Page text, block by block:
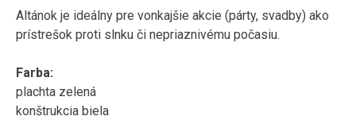
Altánok je ideálny pre vonkajšie akcie (párty, svadby) ako
prístrešok proti slnku či nepriaznivému počasiu.
Farba:
plachta zelená
konštrukcia biela